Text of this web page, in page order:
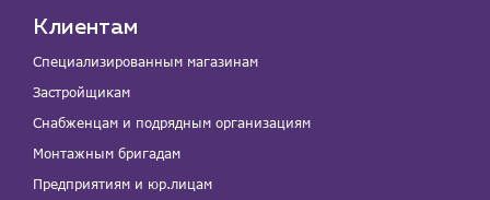
Клиентам
Специализированным магазинам
Застройщикам
Снабженцам и подрядным организациям
Монтажным бригадам
Предприятиям и юр.лицам